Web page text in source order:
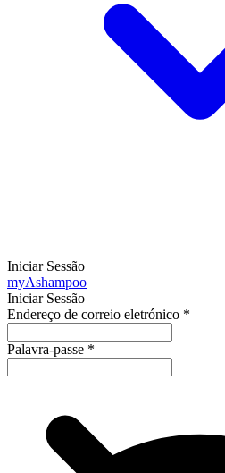
Iniciar Sessão
myAshampoo
Iniciar Sessão
Endereço de correio eletrónico *
Palavra-passe *